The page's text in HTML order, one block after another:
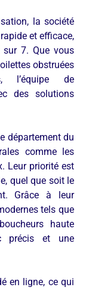
la société
et efficace,
7. Que vous
obstruées
l’équipe de
des solutions
département du
comme les
Leur priorité est
quel que soit le
Grâce à leur
tels que
haute
précis et une
en ligne, ce qui